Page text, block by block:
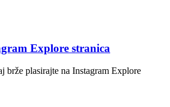
Explore stranica
brže plasirajte na Instagram Explore